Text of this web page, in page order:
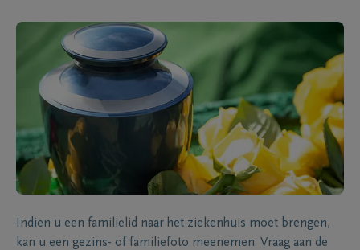
Indien u een familielid naar het ziekenhuis moet brengen,
kan u een gezins- of familiefoto meenemen. Vraag aan de